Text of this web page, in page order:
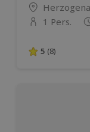
Standort
Anzahl der
1 Pers.
5 von 5
5 (8)